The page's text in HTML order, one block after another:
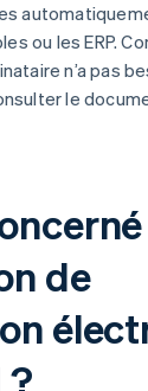
ou les ERP.
n’a pas
le
de
?